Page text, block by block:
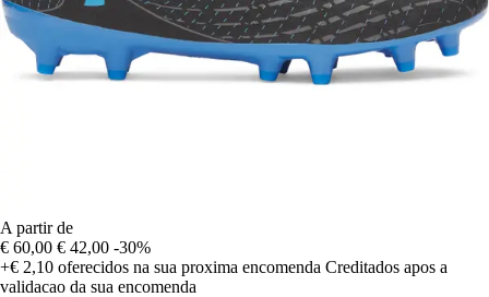
A partir de
€ 60,00 € 42,00 -30%
+€ 2,10 oferecidos na sua proxima encomenda Creditados apos a
validacao da sua encomenda